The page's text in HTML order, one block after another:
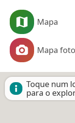
Mapa
Mapa foto
Toque num
para o